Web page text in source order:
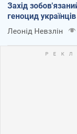
Захід
геноцид українців
Леонід Невзлін